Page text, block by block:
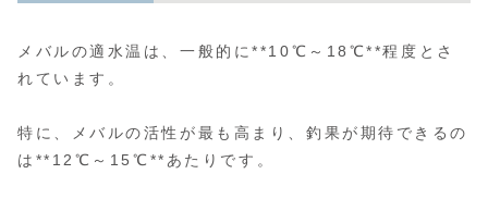
メバルの適水温は、一般的に**10℃～18℃**程度とさ
れています。
特に、メバルの活性が最も高まり、釣果が期待できるの
は**12℃～15℃**あたりです。